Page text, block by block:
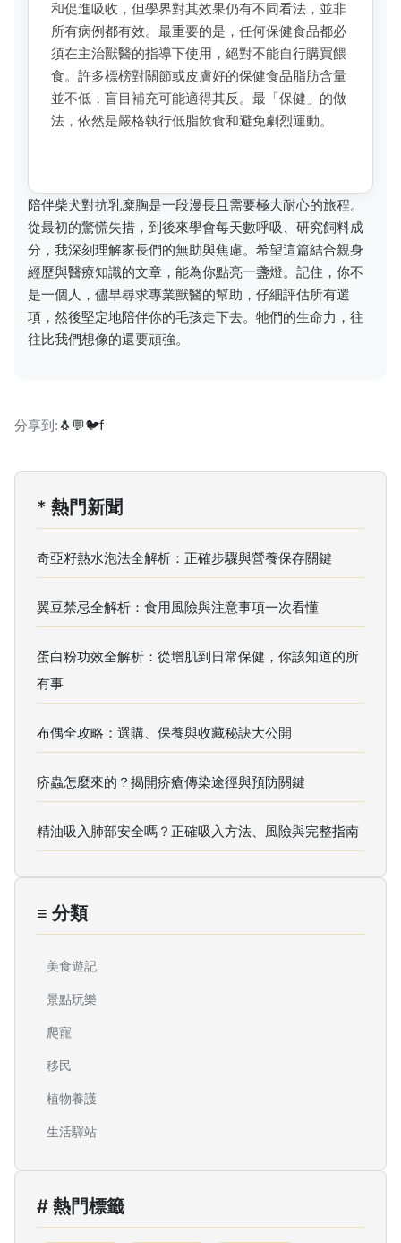
和促進吸收，但學界對其效果仍有不同看法，並非
所有病例都有效。最重要的是，任何保健食品都必
須在主治獸醫的指導下使用，絕對不能自行購買餵
食。許多標榜對關節或皮膚好的保健食品脂肪含量
並不低，盲目補充可能適得其反。最「保健」的做
法，依然是嚴格執行低脂飲食和避免劇烈運動。
陪伴柴犬對抗乳糜胸是一段漫長且需要極大耐心的旅程。
從最初的驚慌失措，到後來學會每天數呼吸、研究飼料成
分，我深刻理解家長們的無助與焦慮。希望這篇結合親身
經歷與醫療知識的文章，能為你點亮一盞燈。記住，你不
是一個人，儘早尋求專業獸醫的幫助，仔細評估所有選
項，然後堅定地陪伴你的毛孩走下去。牠們的生命力，往
往比我們想像的還要頑強。
分享到:🐧💬🐦f
* 熱門新聞
奇亞籽熱水泡法全解析：正確步驟與營養保存關鍵
翼豆禁忌全解析：食用風險與注意事項一次看懂
蛋白粉功效全解析：從增肌到日常保健，你該知道的所
有事
布偶全攻略：選購、保養與收藏秘訣大公開
疥蟲怎麼來的？揭開疥瘡傳染途徑與預防關鍵
精油吸入肺部安全嗎？正確吸入方法、風險與完整指南
≡ 分類
美食遊記
景點玩樂
爬寵
移民
植物養護
生活驛站
# 熱門標籤